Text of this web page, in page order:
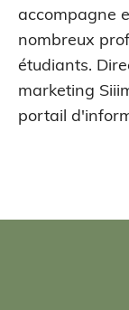
accompagne
nombreux
étudiants.
marketing
portail